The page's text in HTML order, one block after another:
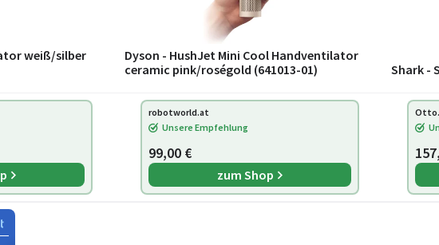
weiß/silber
Dyson - HushJet Mini Cool Handventilator
ceramic pink/roségold (641013-01)
Shark -
robotworld.at
Unsere Empfehlung
99,00 €
zum Shop